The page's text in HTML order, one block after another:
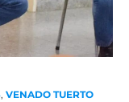
, VENADO TUERTO